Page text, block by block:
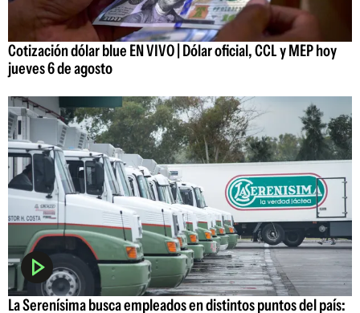
Cotización dólar blue EN VIVO | Dólar oficial, CCL y MEP hoy
jueves 6 de agosto
La Serenísima busca empleados en distintos puntos del país: